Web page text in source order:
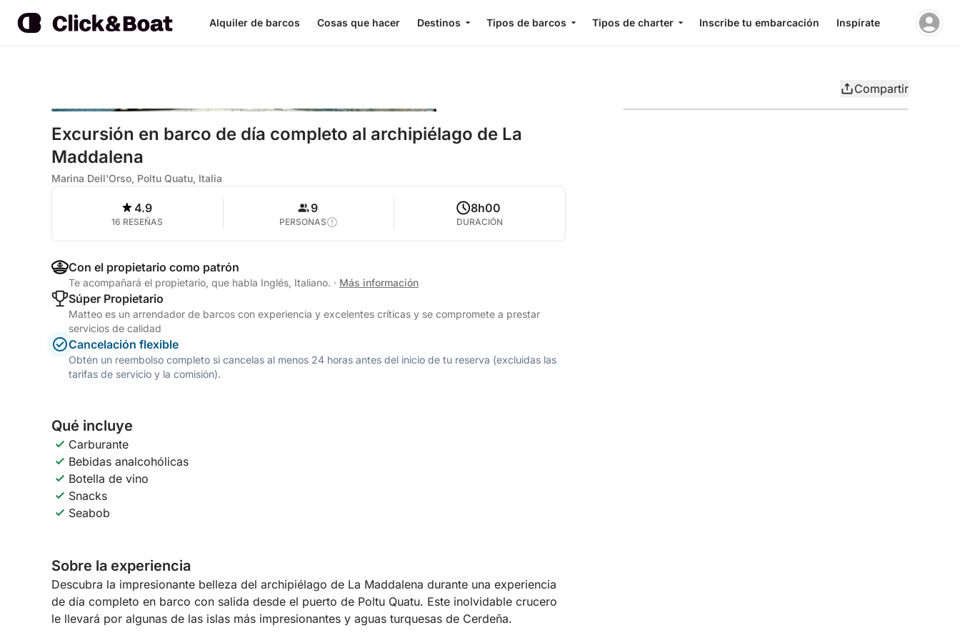
Alquiler de barcos Cosas que hacer Destinos Tipos de barcos Tipos de charter Inscribe tu embarcación Inspírate
Compartir
Excursión en barco de día completo al archipiélago de La
Maddalena
Marina Dell'Orso, Poltu Quatu, Italia
4.9
16 RESEÑAS
9
PERSONAS
8h00
DURACIÓN
Con el propietario como patrón
Te acompañará el propietario, que habla Inglés, Italiano. · Más información
Súper Propietario
Matteo es un arrendador de barcos con experiencia y excelentes críticas y se compromete a prestar
servicios de calidad
Cancelación flexible
Obtén un reembolso completo si cancelas al menos 24 horas antes del inicio de tu reserva (excluidas las
tarifas de servicio y la comisión).
Qué incluye
Carburante
Bebidas analcohólicas
Botella de vino
Snacks
Seabob
Sobre la experiencia
Descubra la impresionante belleza del archipiélago de La Maddalena durante una experiencia
de día completo en barco con salida desde el puerto de Poltu Quatu. Este inolvidable crucero
le llevará por algunas de las islas más impresionantes y aguas turquesas de Cerdeña.